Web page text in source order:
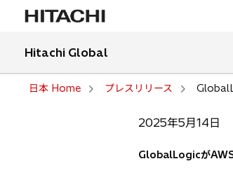
Hitachi Global
日本 Home プレスリリース
2025年5月14日
GlobalLogicがAWS